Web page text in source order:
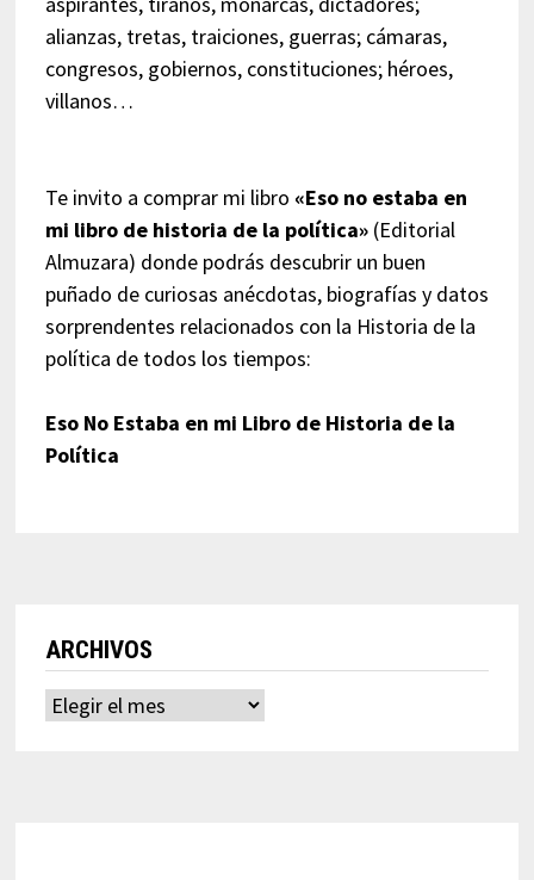
alianzas, tretas, traiciones, guerras; cámaras,
congresos, gobiernos, constituciones; héroes,
villanos…
Te invito a comprar mi libro «Eso no estaba en
mi libro de historia de la política»(Editorial
Almuzara) donde podrás descubrir un buen
puñado de curiosas anécdotas, biografías y datos
sorprendentes relacionados con la Historia de la
política de todos los tiempos:
Eso No Estaba en mi Libro de Historia de la
Política
ARCHIVOS
Archivos